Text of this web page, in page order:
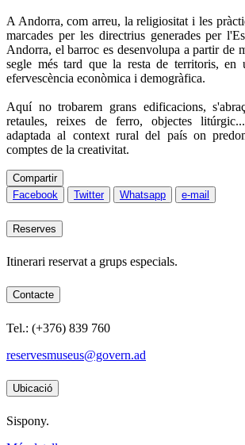
A Andorra, com arreu, la religiositat i les
marcades per les directrius generades per
Andorra, el barroc es desenvolupa a partir de
segle més tard que la resta de territoris, en
efervescència econòmica i demogràfica.
Aquí no trobarem grans edificacions,
retaules, reixes de ferro, objectes
adaptada al context rural del país on
comptes de la creativitat.
Compartir
Facebook
Twitter Whatsapp e-mail
Reserves
Itinerari reservat a grups especials.
Contacte
Tel.: (+376) 839 760
reservesmuseus@govern.ad
Ubicació
Sispony.